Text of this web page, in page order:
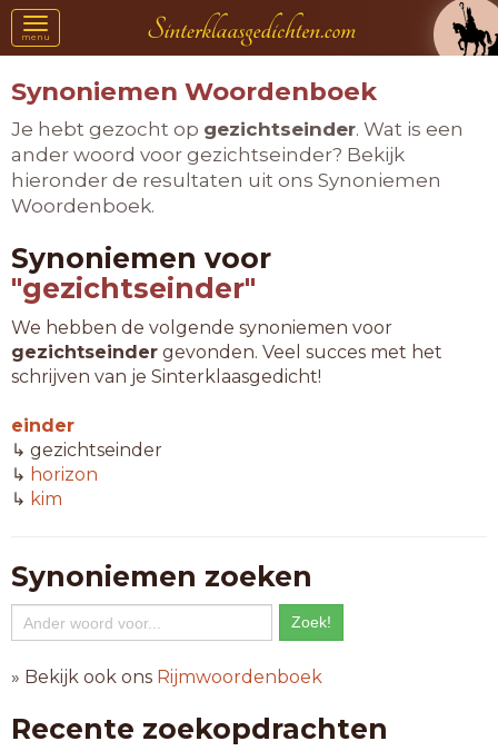
Toggle
navigation
menu
Synoniemen Woordenboek
Je hebt gezocht op gezichtseinder. Wat is een
ander woord voor gezichtseinder? Bekijk
hieronder de resultaten uit ons Synoniemen
Woordenboek.
Synoniemen voor
"gezichtseinder"
We hebben de volgende synoniemen voor
gezichtseinder gevonden. Veel succes met het
schrijven van je Sinterklaasgedicht!
einder
↳ gezichtseinder
↳ horizon
↳ kim
Synoniemen zoeken
» Bekijk ook ons Rijmwoordenboek
Recente zoekopdrachten